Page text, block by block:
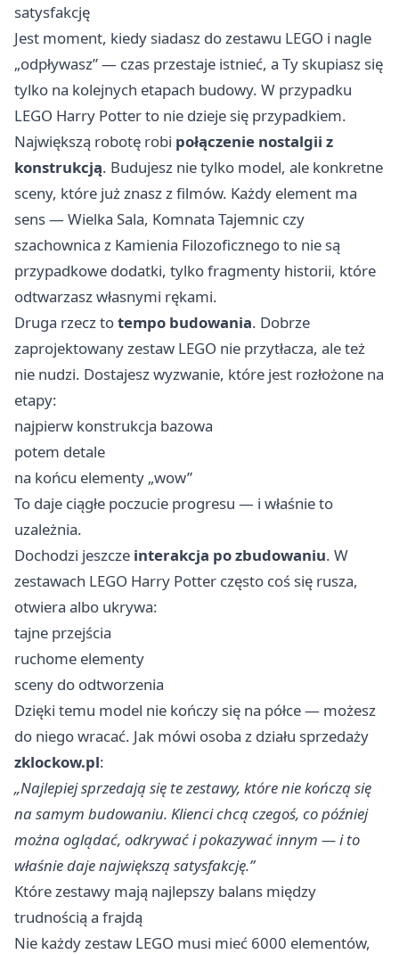
satysfakcję
Jest moment, kiedy siadasz do zestawu LEGO i nagle
„odpływasz” — czas przestaje istnieć, a Ty skupiasz się
tylko na kolejnych etapach budowy. W przypadku
LEGO Harry Potter to nie dzieje się przypadkiem.
Największą robotę robi połączenie nostalgii z
konstrukcją. Budujesz nie tylko model, ale konkretne
sceny, które już znasz z filmów. Każdy element ma
sens — Wielka Sala, Komnata Tajemnic czy
szachownica z Kamienia Filozoficznego to nie są
przypadkowe dodatki, tylko fragmenty historii, które
odtwarzasz własnymi rękami.
Druga rzecz totempo budowania. Dobrze
zaprojektowany zestaw LEGO nie przytłacza, ale też
nie nudzi. Dostajesz wyzwanie, które jest rozłożone na
etapy:
najpierw konstrukcja bazowa
potem detale
na końcu elementy „wow”
To daje ciągłe poczucie progresu — i właśnie to
uzależnia.
Dochodzi jeszcze interakcja po zbudowaniu. W
zestawach LEGO Harry Potter często coś się rusza,
otwiera albo ukrywa:
tajne przejścia
ruchome elementy
sceny do odtworzenia
Dzięki temu model nie kończy się na półce — możesz
do niego wracać. Jak mówi osoba z działu sprzedaży
zklockow.pl:
„Najlepiej sprzedają się te zestawy, które nie kończą się
na samym budowaniu. Klienci chcą czegoś, co później
można oglądać, odkrywać i pokazywać innym — i to
właśnie daje największą satysfakcję.”
Które zestawy mają najlepszy balans między
trudnością a frajdą
Nie każdy zestaw LEGO musi mieć 6000 elementów,